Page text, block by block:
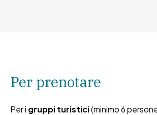
Per prenotare
Per i gruppi turistici(minimo 6